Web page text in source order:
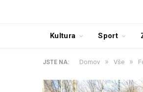
Kultura Sport
JSTE NA: Domov » Vše »